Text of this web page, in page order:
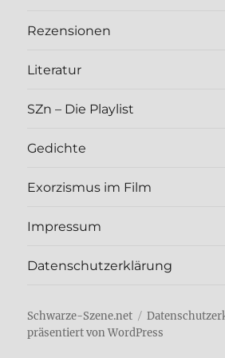
Rezen­sio­nen
Lite­ra­tur
SZn – Die Play­list
Gedich­te
Exor­zis­mus im Film
Impres­sum
Daten­schutz­er­klä­rung
Schwarze-Szene.net
präsentiert von WordPress